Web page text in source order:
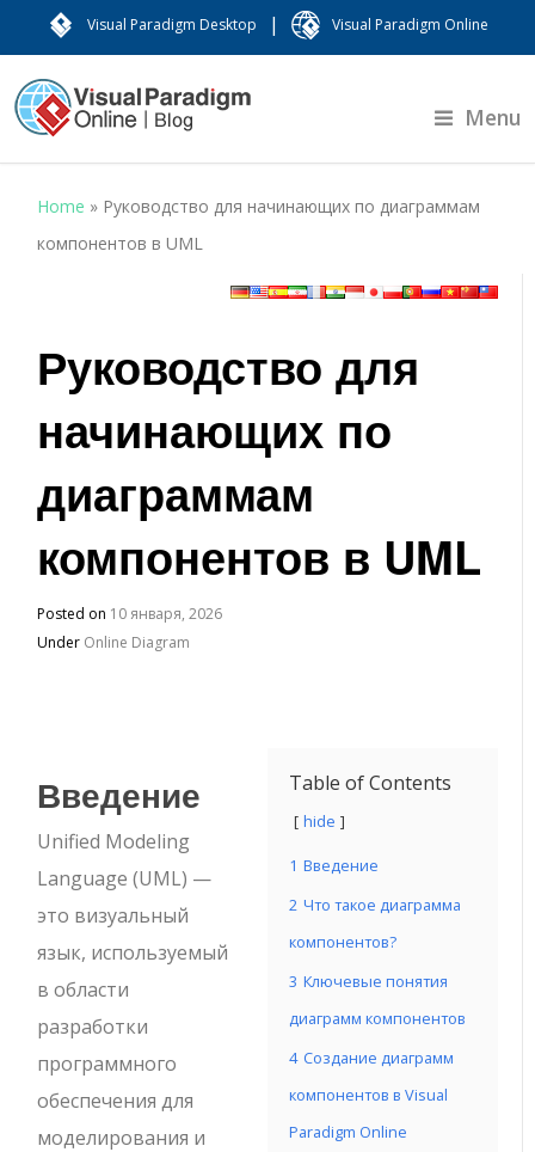
Visual Paradigm Desktop | Visual Paradigm Online
Menu
Home » Руководство для начинающих по диаграммам
компонентов в UML
Руководство для
начинающих по
диаграммам
компонентов в UML
Posted on 10 января, 2026
Under Online Diagram
Table of Contents
hide
1 Введение
2 Что такое диаграмма
компонентов?
3 Ключевые понятия
диаграмм компонентов
4 Создание диаграмм
компонентов в Visual
Paradigm Online
Введение
Unified Modeling
Language (UML) —
это визуальный
язык, используемый
в области
разработки
программного
обеспечения для
моделирования и